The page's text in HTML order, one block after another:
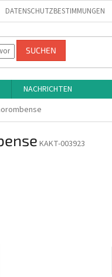
DATENSCHUTZBESTIMMUNGEN
SUCHEN
NACHRICHTEN
KAKT-003923